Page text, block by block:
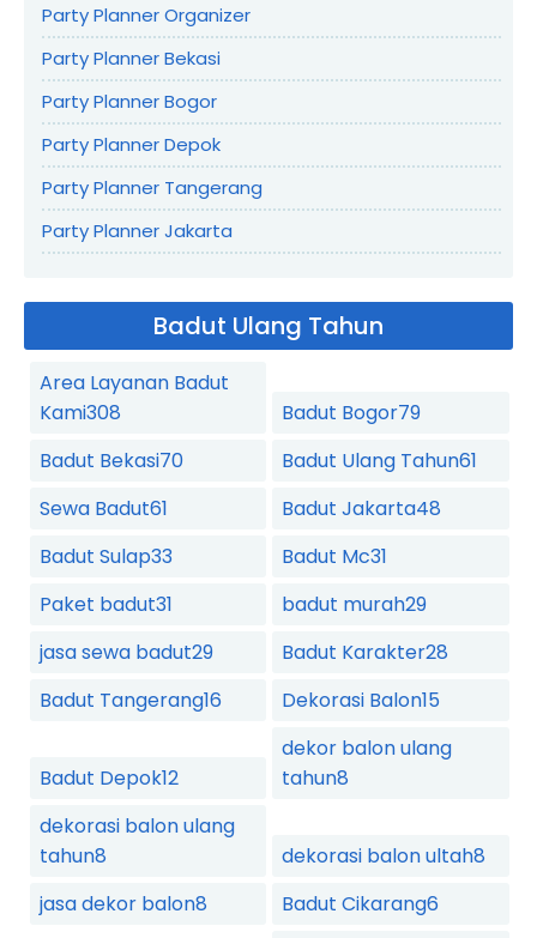
Party Planner Organizer
Party Planner Bekasi
Party Planner Bogor
Party Planner Depok
Party Planner Tangerang
Party Planner Jakarta
Badut Ulang Tahun
Area Layanan Badut
Kami308 Badut Bogor79
Badut Bekasi70 Badut Ulang Tahun61
Sewa Badut61 Badut Jakarta48
Badut Sulap33 Badut Mc31
Paket badut31 badut murah29
jasa sewa badut29 Badut Karakter28
Badut Tangerang16 Dekorasi Balon15
Badut Depok12
dekor balon ulang
tahun8
dekorasi balon ulang
tahun8 dekorasi balon ultah8
jasa dekor balon8 Badut Cikarang6